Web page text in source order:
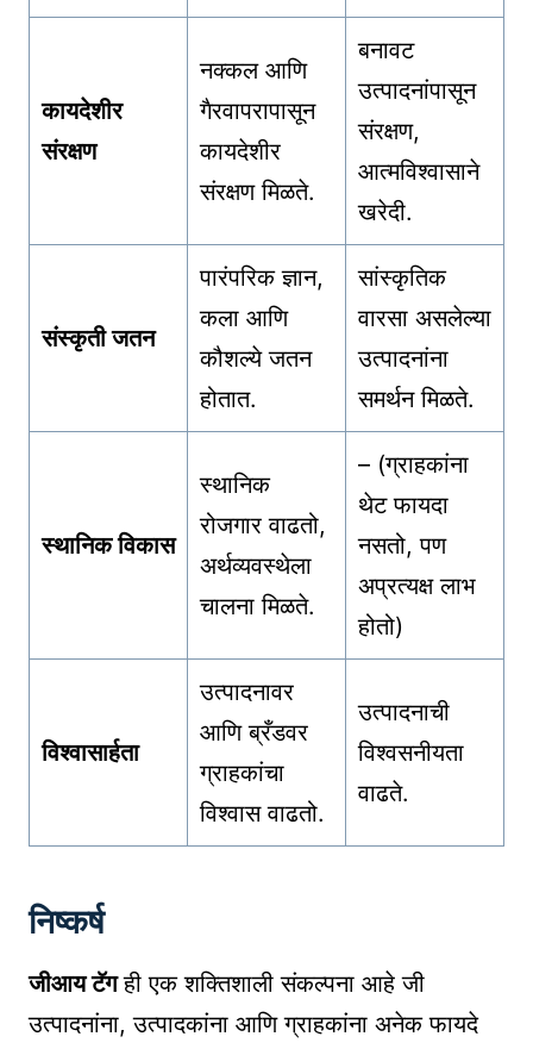
कायदेशीर
संरक्षण
नक्कल आणि
गैरवापरापासून
कायदेशीर
संरक्षण मिळते.
बनावट
उत्पादनांपासून
संरक्षण,
आत्मविश्वासाने
खरेदी.
संस्कृती जतन
पारंपरिक ज्ञान,
कला आणि
कौशल्ये जतन
होतात.
सांस्कृतिक
वारसा असलेल्या
उत्पादनांना
समर्थन मिळते.
स्थानिक विकास
स्थानिक
रोजगार वाढतो,
अर्थव्यवस्थेला
चालना मिळते.
– (ग्राहकांना
थेट फायदा
नसतो, पण
अप्रत्यक्ष लाभ
होतो)
विश्वासार्हता
उत्पादनावर
आणि ब्रँडवर
ग्राहकांचा
विश्वास वाढतो.
उत्पादनाची
विश्वसनीयता
वाढते.
निष्कर्ष
जीआय टॅगही एक शक्तिशाली संकल्पना आहे जी
उत्पादनांना, उत्पादकांना आणि ग्राहकांना अनेक फायदे